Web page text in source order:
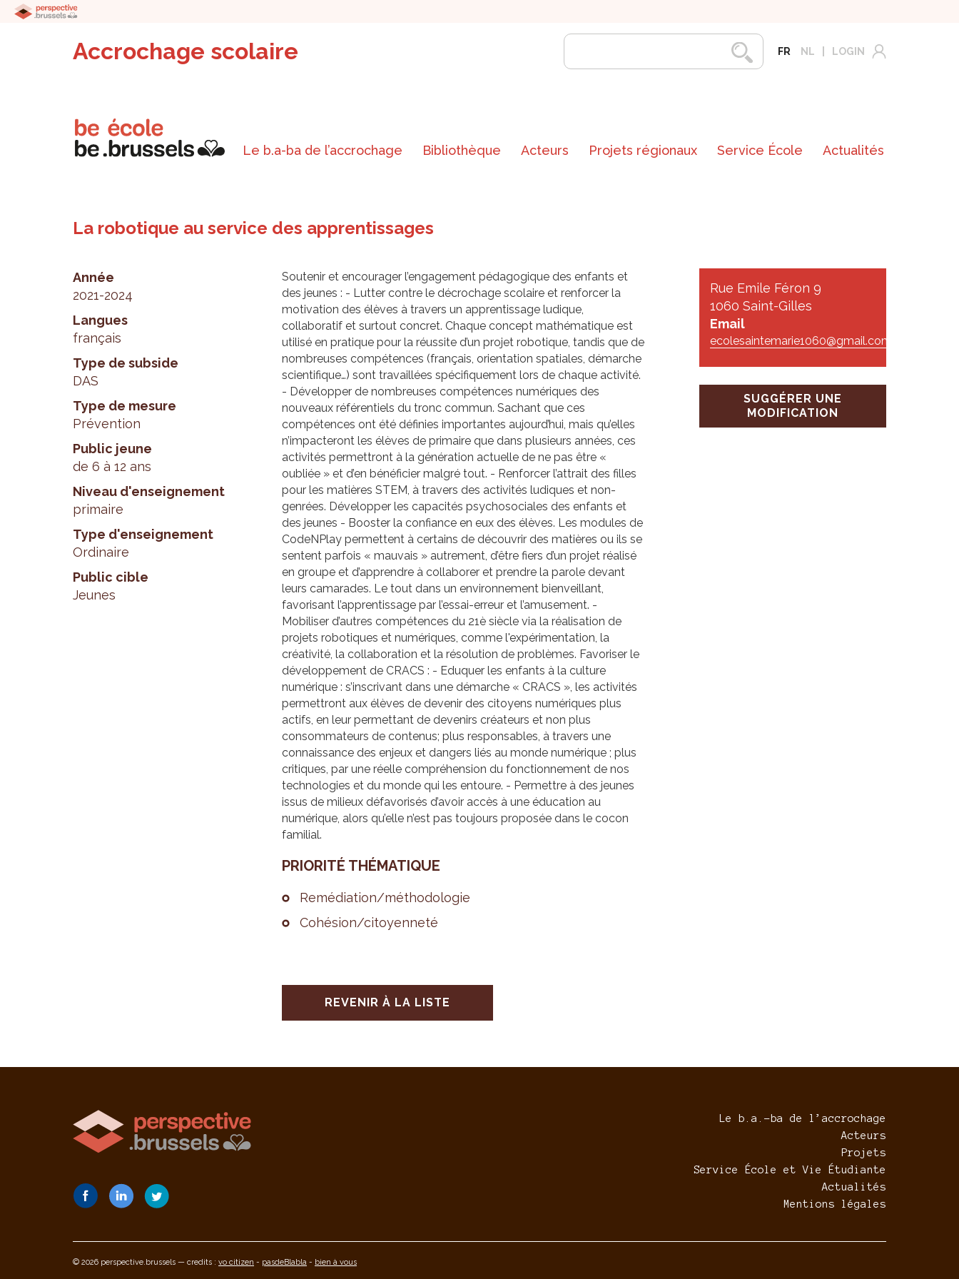
Accrochage scolaire FR NL LOGIN
Le b.a-ba de l’accrochage Bibliothèque Acteurs Projets régionaux Service École Actualités
La robotique au service des apprentissages
Année
2021-2024
Langues
français
Type de subside
DAS
Type de mesure
Prévention
Public jeune
de 6 à 12 ans
Niveau d'enseignement
primaire
Type d'enseignement
Ordinaire
Public cible
Jeunes
Rue Emile Féron 9
1060 Saint-Gilles
Email
ecolesaintemarie1060@gmail.com
SUGGÉRER UNE
MODIFICATION
Soutenir et encourager l’engagement pédagogique des enfants et
des jeunes : - Lutter contre le décrochage scolaire et renforcer la
motivation des élèves à travers un apprentissage ludique,
collaboratif et surtout concret. Chaque concept mathématique est
utilisé en pratique pour la réussite d’un projet robotique, tandis que de
nombreuses compétences (français, orientation spatiales, démarche
scientifique…) sont travaillées spécifiquement lors de chaque activité.
- Développer de nombreuses compétences numériques des
nouveaux référentiels du tronc commun. Sachant que ces
compétences ont été définies importantes aujourd’hui, mais qu’elles
n’impacteront les élèves de primaire que dans plusieurs années, ces
activités permettront à la génération actuelle de ne pas être «
oubliée » et d’en bénéficier malgré tout. - Renforcer l’attrait des filles
pour les matières STEM, à travers des activités ludiques et non-
genrées. Développer les capacités psychosociales des enfants et
des jeunes - Booster la confiance en eux des élèves. Les modules de
CodeNPlay permettent à certains de découvrir des matières ou ils se
sentent parfois « mauvais » autrement, d’être fiers d’un projet réalisé
en groupe et d’apprendre à collaborer et prendre la parole devant
leurs camarades. Le tout dans un environnement bienveillant,
favorisant l’apprentissage par l’essai-erreur et l’amusement. -
Mobiliser d’autres compétences du 21è siècle via la réalisation de
projets robotiques et numériques, comme l'expérimentation, la
créativité, la collaboration et la résolution de problèmes. Favoriser le
développement de CRACS : - Eduquer les enfants à la culture
numérique : s’inscrivant dans une démarche « CRACS », les activités
permettront aux élèves de devenir des citoyens numériques plus
actifs, en leur permettant de devenirs créateurs et non plus
consommateurs de contenus; plus responsables, à travers une
connaissance des enjeux et dangers liés au monde numérique ; plus
critiques, par une réelle compréhension du fonctionnement de nos
technologies et du monde qui les entoure. - Permettre à des jeunes
issus de milieux défavorisés d’avoir accès à une éducation au
numérique, alors qu’elle n’est pas toujours proposée dans le cocon
familial.
PRIO­RITÉ THÉ­MA­TIQUE
Remé­dia­tion/métho­do­lo­gie
Cohé­sion/citoyen­neté
REVENIR À LA LISTE
Le b.a.-ba de l’accrochage
Acteurs
Projets
Service École et Vie Étudiante
Actualités
Mentions légales
© 2026 perspective.brussels — credits : vo citizen - pasdeBlabla - bien à vous